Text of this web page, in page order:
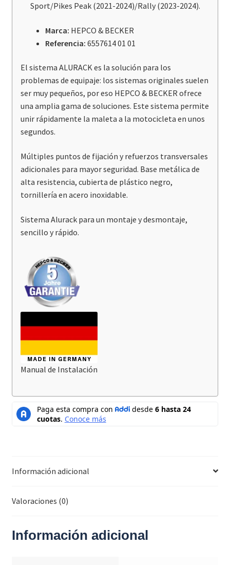
SportSport/Pikes Peak (2021-2024)/Rally (2023-2024).
Marca: HEPCO & BECKER
Referencia: 6557614 01 01
El sistema ALURACK es la solución para los
problemas de equipaje: los sistemas originales suelen
ser muy pequeños, por eso HEPCO & BECKER ofrece
una amplia gama de soluciones. Este sistema permite
unir rápidamente la maleta a la motocicleta en unos
segundos.
Múltiples puntos de fijación y refuerzos transversales
adicionales para mayor seguridad. Base metálica de
alta resistencia, cubierta de plástico negro,
tornillería en acero inoxidable.
Sistema Alurack para un montaje y desmontaje,
sencillo y rápido.
Manual de Instalación
Información adicional
Valoraciones (0)
Información adicional